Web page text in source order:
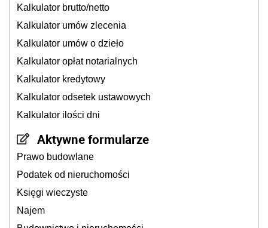
Kalkulator brutto/netto
Kalkulator umów zlecenia
Kalkulator umów o dzieło
Kalkulator opłat notarialnych
Kalkulator kredytowy
Kalkulator odsetek ustawowych
Kalkulator ilości dni
Aktywne formularze
Prawo budowlane
Podatek od nieruchomości
Księgi wieczyste
Najem